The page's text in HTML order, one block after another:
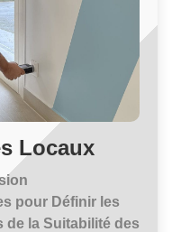
Locaux
pour Définir les
de la Suitabilité des